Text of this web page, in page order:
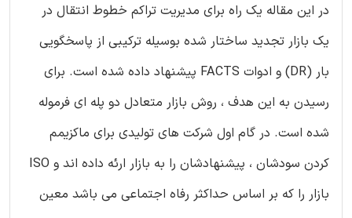
در این مقاله یک راه برای مدیریت تراکم خطوط انتقال در
یک بازار تجدید ساختار شده بوسیله ترکیبی از پاسخگویی
بار (DR) و ادوات FACTS پیشنهاد داده شده است. برای
رسیدن به این هدف ، روش بازار متعادل دو پله ای فرموله
شده است. در گام اول شرکت های تولیدی برای ماکزیمم
کردن سودشان ، پیشنهادشان را به بازار ارئه داده اند و ISO
بازار را که بر اساس حداکثر رفاه اجتماعی می باشد معین